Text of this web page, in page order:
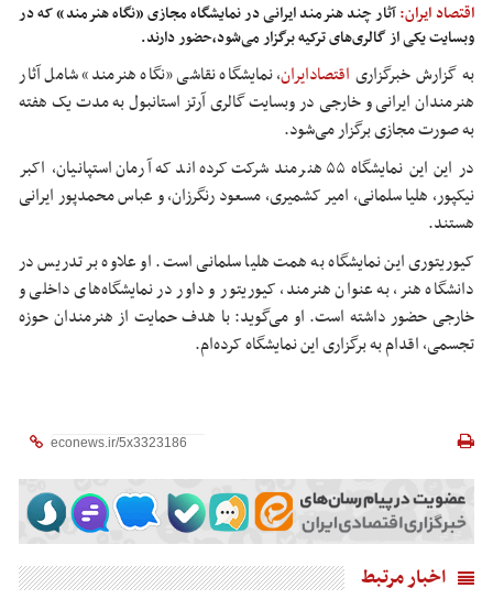
اقتصاد ایران:آثار چند هنرمند ایرانی در نمایشگاه مجازی «نگاه هنرمند» که در
وبسایت یکی از گالری‌های ترکیه برگزار می‌شود،‌حضور دارند.
به گزارش خبرگزاری اقتصادایران،نمایشگاه نقاشی «نگاه هنرمند» شامل آثار
هنرمندان ایرانی و خارجی در وبسایت گالری آرتز استانبول به مدت یک هفته
به صورت مجازی برگزار می‌شود.
در این این نمایشگاه ۵۵ هنرمند شرکت کرده‌اند که آرمان استپانیان، اکبر
نیکپور، هلیا سلمانی، امیر کشمیری، مسعود رنگرزان، و عباس محمدپور ایرانی
هستند.
کیوریتوری این نمایشگاه به همت هلیا سلمانی است. او علاوه بر تدریس در
دانشگاه هنر، به عنوان هنرمند، کیوریتور و داور در نمایشگاه‌های داخلی و
خارجی حضور داشته است. او می‌گوید: با هدف حمایت از هنرمندان حوزه
تجسمی، اقدام به برگزاری این نمایشگاه کرده‌ام.
اخبار مرتبط